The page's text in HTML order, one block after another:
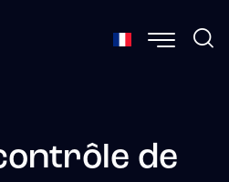
de